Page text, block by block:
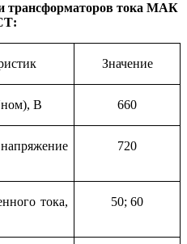
трансформаторов тока МАК
Значение
В 660
720
тока,
50; 60